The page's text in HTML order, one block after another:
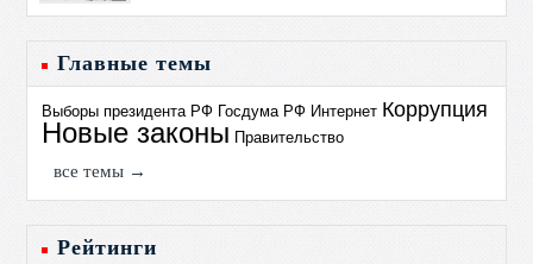
Главные темы
Выборы президента РФ Госдума РФ Интернет Коррупция
Новые законы Правительство
все темы →
Рейтинги